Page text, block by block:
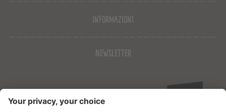
Informazioni
Newsletter